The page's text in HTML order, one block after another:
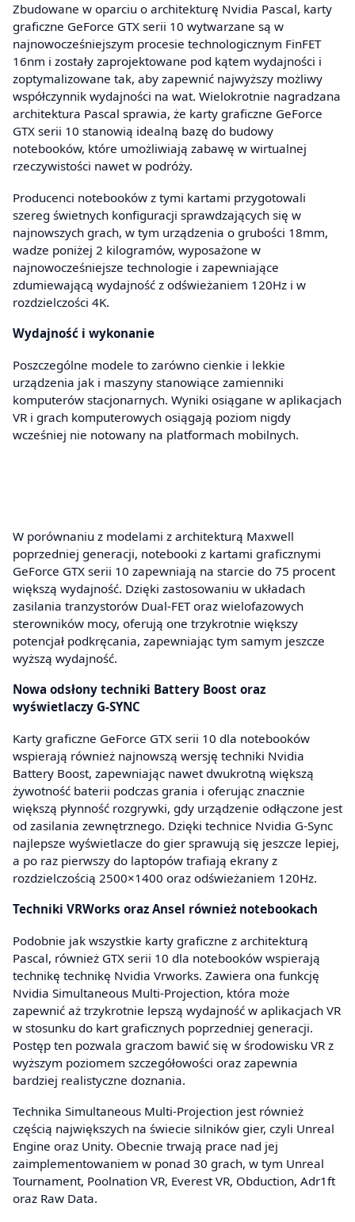
Zbudowane w oparciu o architekturę Nvidia Pascal, karty
graficzne GeForce GTX serii 10 wytwarzane są w
najnowocześniejszym procesie technologicznym FinFET
16nm i zostały zaprojektowane pod kątem wydajności i
zoptymalizowane tak, aby zapewnić najwyższy możliwy
współczynnik wydajności na wat. Wielokrotnie nagradzana
architektura Pascal sprawia, że karty graficzne GeForce
GTX serii 10 stanowią idealną bazę do budowy
notebooków, które umożliwiają zabawę w wirtualnej
rzeczywistości nawet w podróży.
Producenci notebooków z tymi kartami przygotowali
szereg świetnych konfiguracji sprawdzających się w
najnowszych grach, w tym urządzenia o grubości 18mm,
wadze poniżej 2 kilogramów, wyposażone w
najnowocześniejsze technologie i zapewniające
zdumiewającą wydajność z odświeżaniem 120Hz i w
rozdzielczości 4K.
Wydajność i wykonanie
Poszczególne modele to zarówno cienkie i lekkie
urządzenia jak i maszyny stanowiące zamienniki
komputerów stacjonarnych. Wyniki osiągane w aplikacjach
VR i grach komputerowych osiągają poziom nigdy
wcześniej nie notowany na platformach mobilnych.
W porównaniu z modelami z architekturą Maxwell
poprzedniej generacji, notebooki z kartami graficznymi
GeForce GTX serii 10 zapewniają na starcie do 75 procent
większą wydajność. Dzięki zastosowaniu w układach
zasilania tranzystorów Dual-FET oraz wielofazowych
sterowników mocy, oferują one trzykrotnie większy
potencjał podkręcania, zapewniając tym samym jeszcze
wyższą wydajność.
Nowa odsłony techniki Battery Boost oraz
wyświetlaczy G-SYNC
Karty graficzne GeForce GTX serii 10 dla notebooków
wspierają również najnowszą wersję techniki Nvidia
Battery Boost, zapewniając nawet dwukrotną większą
żywotność baterii podczas grania i oferując znacznie
większą płynność rozgrywki, gdy urządzenie odłączone jest
od zasilania zewnętrznego. Dzięki technice Nvidia G-Sync
najlepsze wyświetlacze do gier sprawują się jeszcze lepiej,
a po raz pierwszy do laptopów trafiają ekrany z
rozdzielczością 2500×1400 oraz odświeżaniem 120Hz.
Techniki VRWorks oraz Ansel również notebookach
Podobnie jak wszystkie karty graficzne z architekturą
Pascal, również GTX serii 10 dla notebooków wspierają
technikę technikę Nvidia Vrworks. Zawiera ona funkcję
Nvidia Simultaneous Multi-Projection, która może
zapewnić aż trzykrotnie lepszą wydajność w aplikacjach VR
w stosunku do kart graficznych poprzedniej generacji.
Postęp ten pozwala graczom bawić się w środowisku VR z
wyższym poziomem szczegółowości oraz zapewnia
bardziej realistyczne doznania.
Technika Simultaneous Multi-Projection jest również
częścią największych na świecie silników gier, czyli Unreal
Engine oraz Unity. Obecnie trwają prace nad jej
zaimplementowaniem w ponad 30 grach, w tym Unreal
Tournament, Poolnation VR, Everest VR, Obduction, Adr1ft
oraz Raw Data.